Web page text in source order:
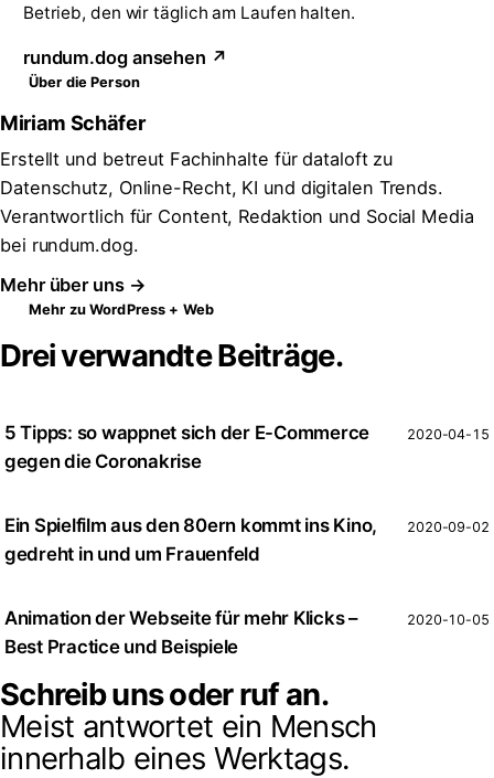
Betrieb, den wir täglich am Laufen halten.
rundum.dog ansehen ↗
Über die Person
Miriam Schäfer
Erstellt und betreut Fachinhalte für dataloft zu
Datenschutz, Online-Recht, KI und digitalen Trends.
Verantwortlich für Content, Redaktion und Social Media
bei rundum.dog.
Mehr über uns →
Mehr zu WordPress + Web
Drei verwandte Beiträge.
5 Tipps: so wappnet sich der E-Commerce
gegen die Coronakrise
2020-04-15
Ein Spielfilm aus den 80ern kommt ins Kino,
gedreht in und um Frauenfeld
2020-09-02
Animation der Webseite für mehr Klicks –
Best Practice und Beispiele
2020-10-05
Schreib uns oder ruf an.
Meist antwortet ein Mensch
innerhalb eines Werktags.